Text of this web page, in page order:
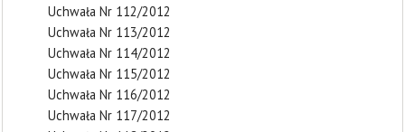
Uchwała Nr 112/2012
Uchwała Nr 113/2012
Uchwała Nr 114/2012
Uchwała Nr 115/2012
Uchwała Nr 116/2012
Uchwała Nr 117/2012